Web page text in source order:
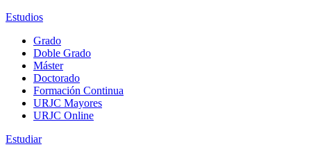
Estudios
Grado
Doble Grado
Máster
Doctorado
Formación Continua
URJC Mayores
URJC Online
Estudiar